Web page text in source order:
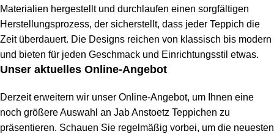
Materialien hergestellt und durchlaufen einen sorgfältigen
Herstellungsprozess, der sicherstellt, dass jeder Teppich die
Zeit überdauert. Die Designs reichen von klassisch bis modern
und bieten für jeden Geschmack und Einrichtungsstil etwas.
Unser aktuelles Online-Angebot
Derzeit erweitern wir unser Online-Angebot, um Ihnen eine
noch größere Auswahl an Jab Anstoetz Teppichen zu
präsentieren. Schauen Sie regelmäßig vorbei, um die neuesten